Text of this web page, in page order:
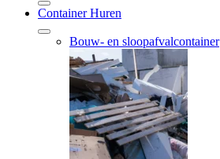
Container Huren
Bouw- en sloopafvalcontainer